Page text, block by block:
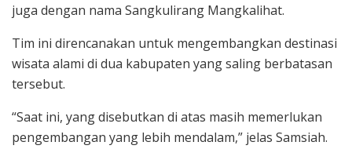
juga dengan nama Sangkulirang Mangkalihat.
Tim ini direncanakan untuk mengembangkan destinasi
wisata alami di dua kabupaten yang saling berbatasan
tersebut.
“Saat ini, yang disebutkan di atas masih memerlukan
pengembangan yang lebih mendalam,” jelas Samsiah.